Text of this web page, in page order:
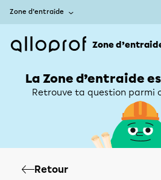
Zone d’entraide
Zone
La Zone d’entraide
Retrouve ta question parmi
Retour